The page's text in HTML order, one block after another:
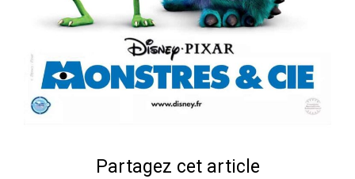
Partagez cet article